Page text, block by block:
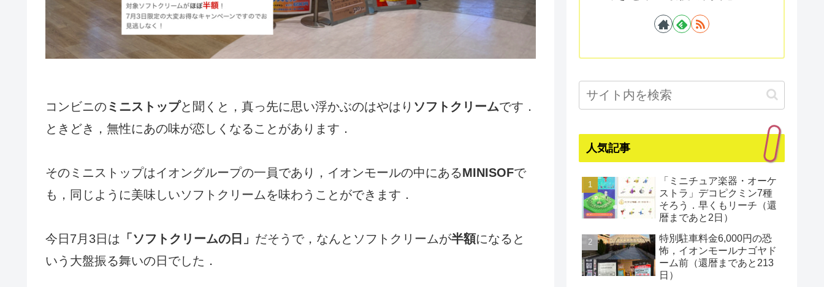
コンビニの ミニストップと聞くと，真っ先に思い浮かぶのはやはり ソフトクリームです．
ときどき，無性にあの味が恋しくなることがあります．
そのミニストップはイオングループの一員であり，イオンモールの中にあるMINISOFで
も，同じように美味しいソフトクリームを味わうことができます．
今日7月3日は 「ソフトクリームの日」 だそうで，なんとソフトクリームが半額になると
いう大盤振る舞いの日でした．
人気記事
「ミニチュア楽器・オーケ
ストラ」デコピクミン7種
そろう．早くもリーチ（還
暦まであと2日）
特別駐車料金6,000円の恐
怖，イオンモールナゴヤド
ーム前（還暦まであと213
日）